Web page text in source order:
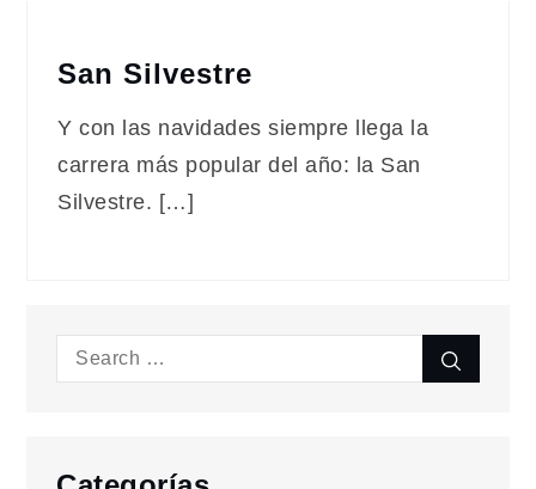
San Silvestre
Y con las navidades siempre llega la
carrera más popular del año: la San
Silvestre. […]
Search